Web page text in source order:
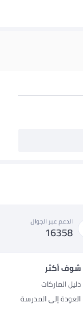
الدعم عبر الجوال
16358
شوف أكثر
دليل الماركات
العودة إلى المدرسة